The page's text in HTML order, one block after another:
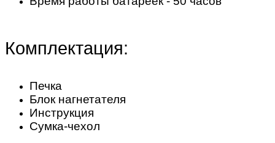
Комплектация:
Печка
Блок нагнетателя
Инструкция
Сумка-чехол